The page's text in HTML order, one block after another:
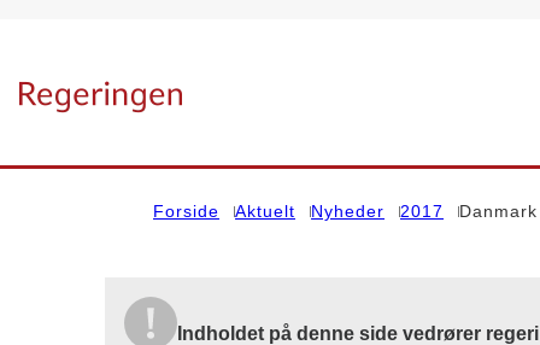
Forside Aktuelt Nyheder 2017
Indholdet på denne side vedrører